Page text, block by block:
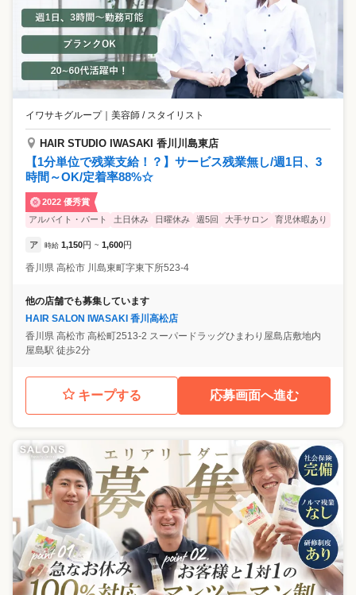
イワサキグループ｜ 美容師 / スタイリスト
HAIR STUDIO IWASAKI 香川川島東店
【1分単位で残業支給！？】サービス残業無し/週1日、3
時間～OK/定着率88%☆
2022 優秀賞
アルバイト・パート
土日休み 日曜休み 週5回 大手サロン 育児休暇あり
ア 時給 1,150円 ~ 1,600円
香川県 高松市 川島東町字東下所523-4
他の店舗でも募集しています
HAIR SALON IWASAKI 香川高松店
香川県 高松市 高松町2513-2 スーパードラッグひまわり屋島店敷地内
屋島駅 徒歩2分
キープする 応募画面へ進む